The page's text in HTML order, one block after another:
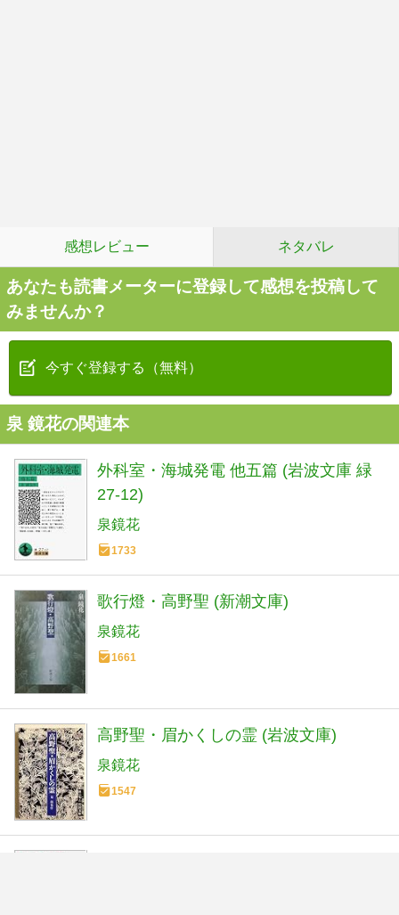
感想レビュー ネタバレ
あなたも読書メーターに登録して感想を投稿して
みませんか？
今すぐ登録する（無料）
泉 鏡花の関連本
外科室・海城発電 他五篇 (岩波文庫 緑
27-12)
泉鏡花
1733
歌行燈・高野聖 (新潮文庫)
泉鏡花
1661
高野聖・眉かくしの霊 (岩波文庫)
泉鏡花
1547